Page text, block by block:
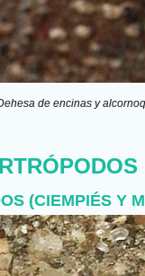
de encinas y
(CIEMPIÉS Y